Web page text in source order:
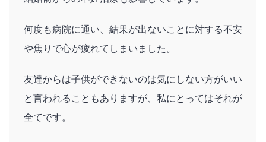
何度も病院に通い、結果が出ないことに対する不安
や焦りで心が疲れてしまいました。
友達からは子供ができないのは気にしない方がいい
と言われることもありますが、私にとってはそれが
全てです。